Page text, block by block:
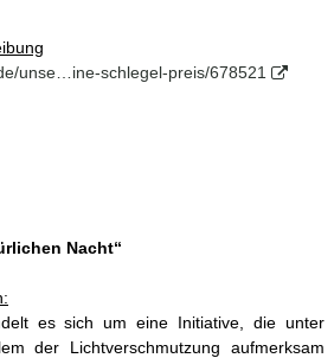
unse…ine-schlegel-preis/678521
Nacht“
es sich um eine Initiative, die unter
der Lichtverschmutzung aufmerksam